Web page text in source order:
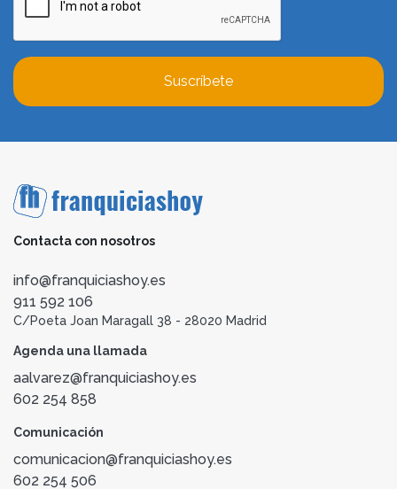
Suscríbete
Contacta con nosotros
info@franquiciashoy.es
911 592 106
C/Poeta Joan Maragall 38 - 28020 Madrid
Agenda una llamada
aalvarez@franquiciashoy.es
602 254 858
Comunicación
comunicacion@franquiciashoy.es
602 254 506